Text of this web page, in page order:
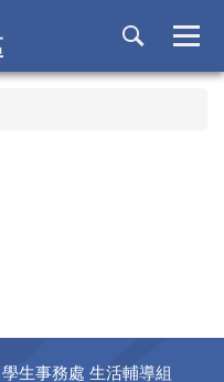
生事務處 生活輔導組